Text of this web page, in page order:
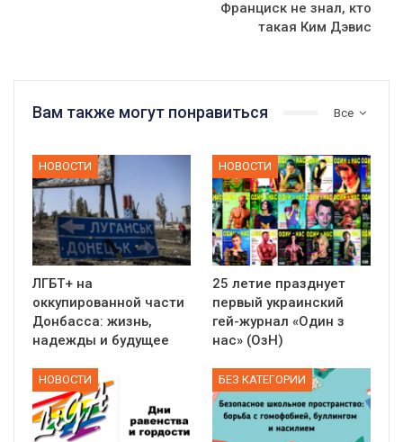
Франциск не знал, кто
такая Ким Дэвис
Все
Вам также могут понравиться
НОВОСТИ
ЛГБТ+ на
оккупированной части
Донбасса: жизнь,
надежды и будущее
НОВОСТИ
25 летие празднует
первый украинский
гей-журнал «Один з
нас» (ОзН)
НОВОСТИ БЕЗ КАТЕГОРИИ